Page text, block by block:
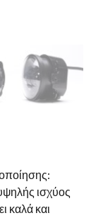
ισχύος
καλά και